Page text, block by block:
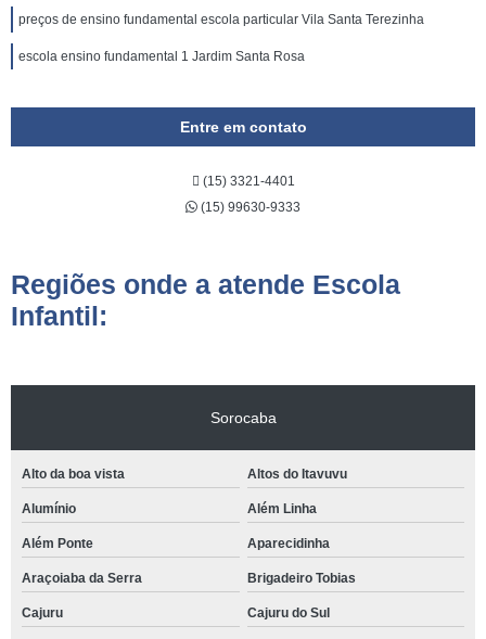
preços de ensino fundamental escola particular Vila Santa Terezinha
escola ensino fundamental 1 Jardim Santa Rosa
Entre em contato
(15) 3321-4401
(15) 99630-9333
Regiões onde a atende Escola
Infantil:
Sorocaba
Alto da boa vista Altos do Itavuvu
Alumínio Além Linha
Além Ponte Aparecidinha
Araçoiaba da Serra Brigadeiro Tobias
Cajuru Cajuru do Sul